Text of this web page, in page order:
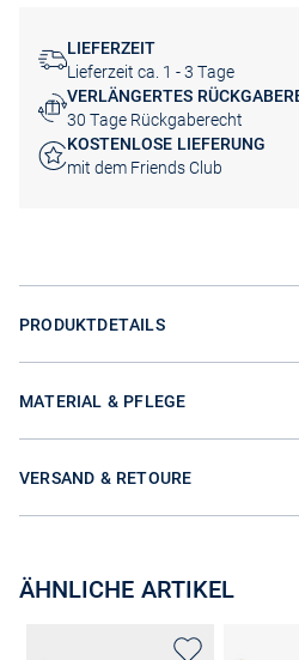
LIEFERZEIT
Lieferzeit ca. 1 - 3 Tage
VERLÄNGERTES
30 Tage Rückgaberecht
KOSTENLOSE LIEFERUNG
mit dem Friends Club
PRODUKTDETAILS
MATERIAL & PFLEGE
VERSAND & RETOURE
ÄHNLICHE ARTIKEL